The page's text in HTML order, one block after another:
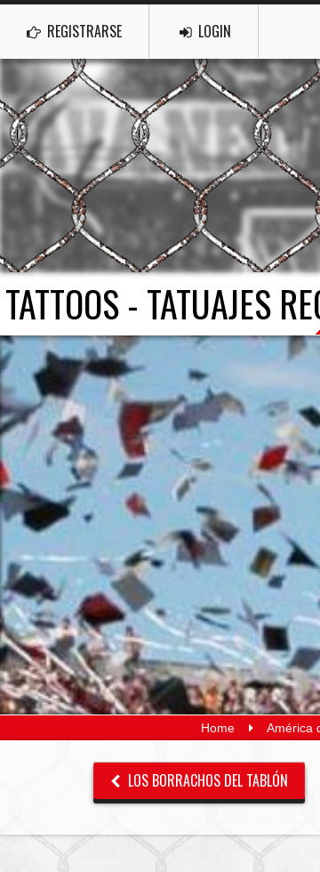
REGISTRARSE LOGIN
TATTOOS - TATUAJES
Home América
LOS BORRACHOS DEL TABLÓN